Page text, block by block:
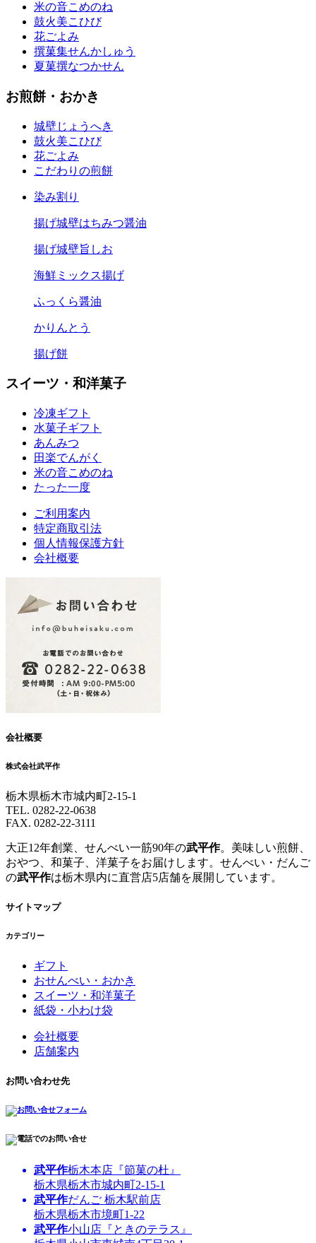
米の音こめのね
鼓火美こひび
花ごよみ
撰菓集せんかしゅう
夏菓撰なつかせん
お煎餅・おかき
城壁じょうへき
鼓火美こひび
花ごよみ
こだわりの煎餅
染み割り
揚げ城壁はちみつ醤油
揚げ城壁旨しお
海鮮ミックス揚げ
ふっくら醤油
かりんとう
揚げ餅
スイーツ・和洋菓子
冷凍ギフト
水菓子ギフト
あんみつ
田楽でんがく
米の音こめのね
たった一度
ご利用案内
特定商取引法
個人情報保護方針
会社概要
会社概要
株式会社武平作
栃木県栃木市城内町2-15-1
TEL. 0282-22-0638
FAX. 0282-22-3111
大正12年創業、せんべい一筋90年の武平作。美味しい煎餅、
おやつ、和菓子、洋菓子をお届けします。せんべい・だんご
の武平作は栃木県内に直営店5店舗を展開しています。
サイトマップ
カテゴリー
ギフト
おせんべい・おかき
スイーツ・和洋菓子
紙袋・小わけ袋
会社概要
店舗案内
お問い合わせ先
武平作栃木本店『節菓の杜』
栃木県栃木市城内町2-15-1
武平作だんご 栃木駅前店
栃木県栃木市境町1-22
武平作小山店『ときのテラス』